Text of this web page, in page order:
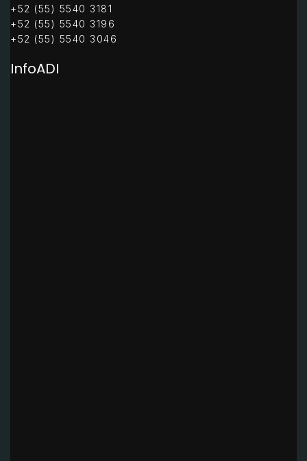
+52 (55) 5540 3181
+52 (55) 5540 3196
+52 (55) 5540 3046
InfoADI